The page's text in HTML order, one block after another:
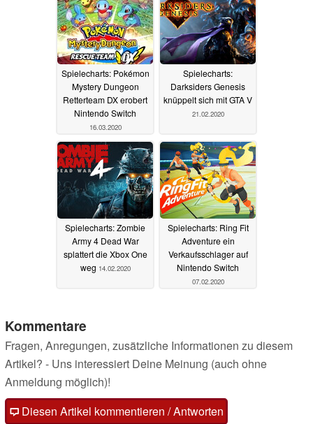
Spielecharts: Pokémon
Mystery Dungeon
Retterteam DX erobert
Nintendo Switch
16.03.2020
Spielecharts:
Darksiders Genesis
knüppelt sich mit GTA V
21.02.2020
Spielecharts: Zombie
Army 4 Dead War
splattert die Xbox One
weg 14.02.2020
Spielecharts: Ring Fit
Adventure ein
Verkaufsschlager auf
Nintendo Switch
07.02.2020
Kommentare
Fragen, Anregungen, zusätzliche Informationen zu diesem
Artikel? - Uns interessiert Deine Meinung (auch ohne
Anmeldung möglich)!
Diesen Artikel kommentieren / Antworten